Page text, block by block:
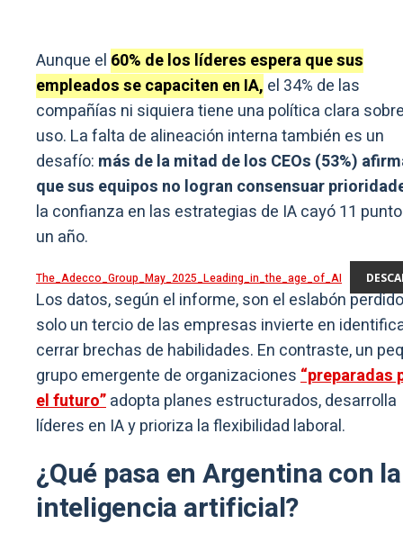
Aunque el 60% de los líderes espera que sus
empleados se capaciten en IA, el 34% de las
compañías ni siquiera tiene una política clara
uso. La falta de alineación interna también es un
desafío: más de la mitad de los CEOs (53%)
que sus equipos no logran consensuar
la confianza en las estrategias de IA cayó 11
un año.
The_Adecco_Group_May_2025_Leading_in_the_age_of_AI
Los datos, según el informe, son el eslabón
solo un tercio de las empresas invierte en
cerrar brechas de habilidades. En contraste, un
grupo emergente de organizaciones“preparadas
el futuro”adopta planes estructurados, desarrolla
líderes en IA y prioriza la flexibilidad laboral.
¿Qué pasa en Argentina con la
inteligencia artificial?